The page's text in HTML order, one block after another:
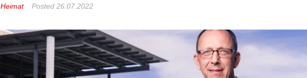
Heimat Posted 26.07.2022